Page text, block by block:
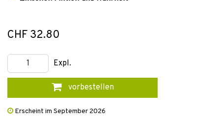
CHF 32.80
Expl.
vorbestellen
Erscheint im September 2026